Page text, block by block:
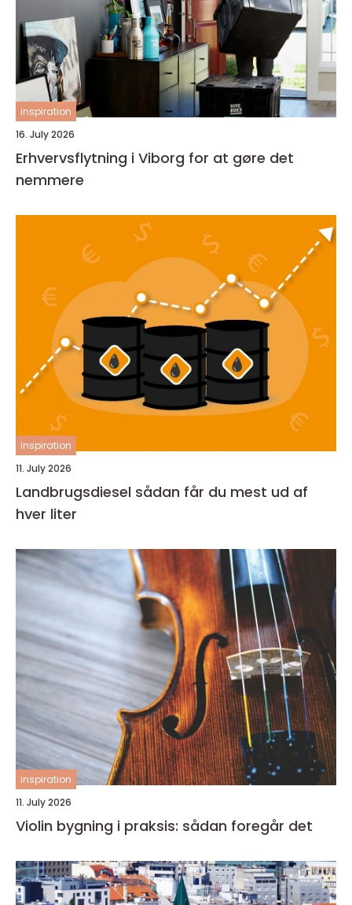
inspiration
16. July 2026
Erhvervsflytning i Viborg for at gøre det
nemmere
inspiration
11. July 2026
Landbrugsdiesel sådan får du mest ud af
hver liter
inspiration
11. July 2026
Violin bygning i praksis: sådan foregår det